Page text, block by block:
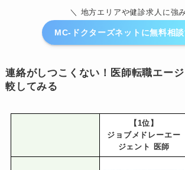
＼ 地方エリアや健診求人に強
MC-ドクターズネットに無料相
連絡がしつこくない！医師転職エー
較してみる
【1位】
ジョブメドレーエー
ジェント 医師